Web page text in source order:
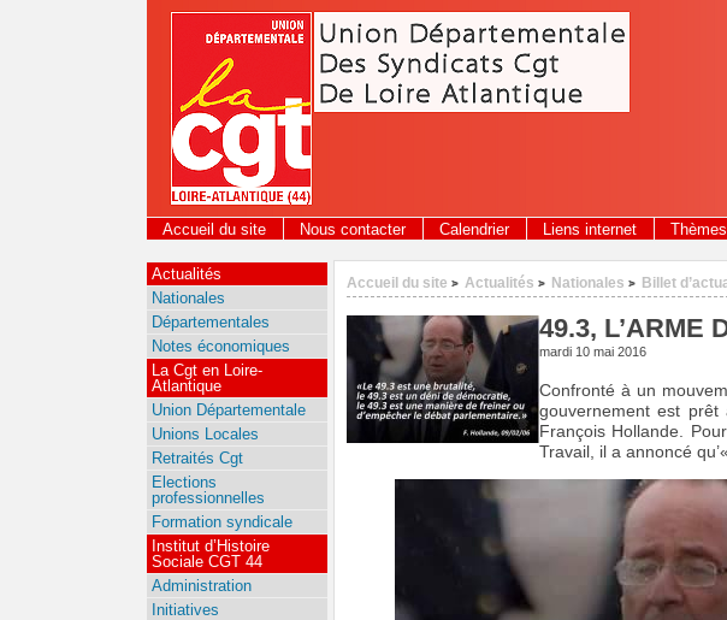
Panneau de gestion des cookies
Accueil du site Nous contacter Calendrier Liens internet Thèmes
Accueil du site > Actualités > Nationales > Billet
49.3, L’ARME
mardi 10 mai 2016
Confronté à un
gouvernement est
François Hollande.
Travail, il a annoncé
Actualités
Nationales
Départementales
Notes économiques
La Cgt en Loire-
Atlantique
Union Départementale
Unions Locales
Retraités Cgt
Elections
professionnelles
Formation syndicale
Institut d’Histoire
Sociale CGT 44
Administration
Initiatives